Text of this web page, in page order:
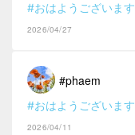
#おはようございます
2026/04/27
#phaem
#おはようございます
2026/04/11